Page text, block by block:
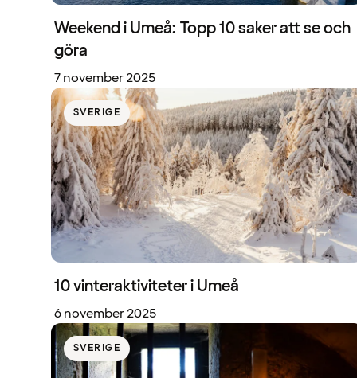
Weekend i Umeå: Topp 10 saker att se och
göra
7 november 2025
SVERIGE
10 vinteraktiviteter i Umeå
6 november 2025
SVERIGE